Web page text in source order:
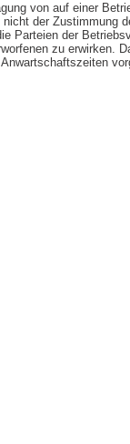
von auf einer
der Zustimmung
Parteien der
zu erwirken.